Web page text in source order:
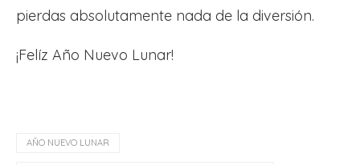
pierdas absolutamente nada de la diversión.
¡Felíz Año Nuevo Lunar!
AÑO NUEVO LUNAR